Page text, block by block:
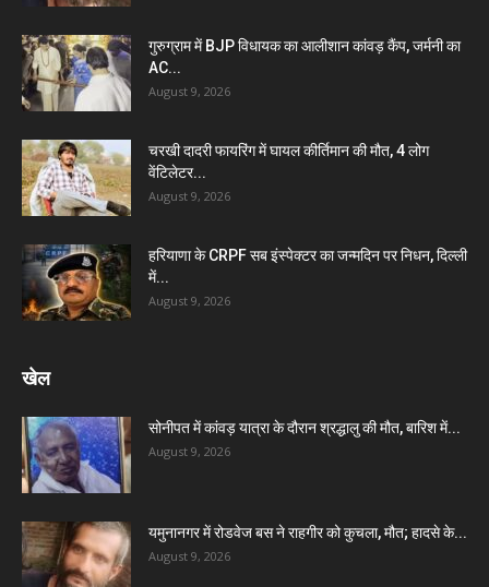
गुरुग्राम में BJP विधायक का आलीशान कांवड़ कैंप, जर्मनी का
AC...
August 9, 2026
चरखी दादरी फायरिंग में घायल कीर्तिमान की मौत, 4 लोग
वेंटिलेटर...
August 9, 2026
हरियाणा के CRPF सब इंस्पेक्टर का जन्मदिन पर निधन, दिल्ली
में...
August 9, 2026
खेल
सोनीपत में कांवड़ यात्रा के दौरान श्रद्धालु की मौत, बारिश में...
August 9, 2026
यमुनानगर में रोडवेज बस ने राहगीर को कुचला, मौत; हादसे के...
August 9, 2026